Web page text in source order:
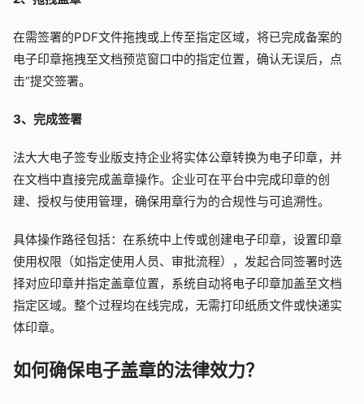
在需签署的PDF文件拖拽或上传至指定区域，将已完成备案的
电子印章拖拽至文档预览窗口中的指定位置，确认无误后，点
击“提交签署。
3、完成签署
法大大电子签专业版支持企业将实体公章转换为电子印章，并
在文档中直接完成盖章操作。企业可在平台中完成印章的创
建、授权与使用管理，确保用章行为的合规性与可追溯性。
具体操作路径包括：在系统中上传或创建电子印章，设置印章
使用权限（如指定使用人员、审批流程），发起合同签署时选
择对应印章并指定盖章位置，系统自动将电子印章加盖至文档
指定区域。整个过程均在线完成，无需打印纸质文件或快递实
体印章。
如何确保电子盖章的法律效力？